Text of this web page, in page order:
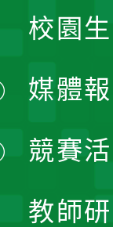
校園
媒體
競賽
教師